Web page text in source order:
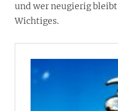
und wer neugierig
Wichtiges.